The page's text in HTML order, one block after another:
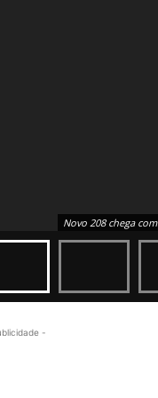
Novo 208 chega
-